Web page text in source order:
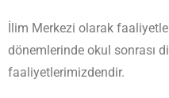
İlim Merkezi olarak
dönemlerinde okul sonrası
faaliyetlerimizdendir.